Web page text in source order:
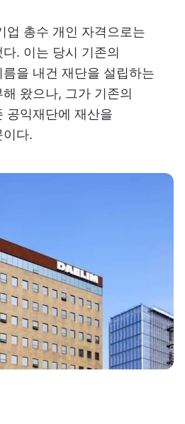
업 총수 개인 자격으로는
. 이는 당시 기존의
을 내건 재단을 설립하는
왔으나, 그가 기존의
공익재단에 재산을
이다.